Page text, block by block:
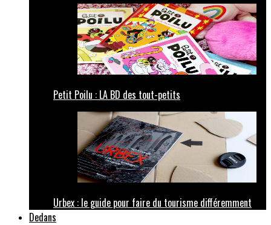
Petit Poilu : LA BD des tout-petits
Urbex : le guide pour faire du tourisme différemment
Dedans